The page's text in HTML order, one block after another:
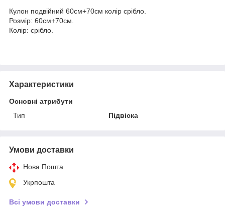
Кулон подвійний 60см+70см колір срібло.
Розмір: 60см+70см.
Колір: срібло.
Характеристики
Основні атрибути
Тип
Підвіска
Умови доставки
Нова Пошта
Укрпошта
Всі умови доставки